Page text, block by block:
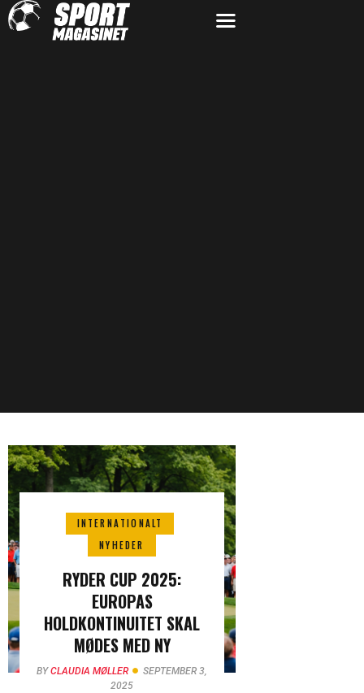
INTERNATIONALT
NYHEDER
RYDER CUP 2025:
EUROPAS
HOLDKONTINUITET SKAL
MØDES MED NY
UDFORDRING
BYCLAUDIA MØLLER
SEPTEMBER 3,
2025